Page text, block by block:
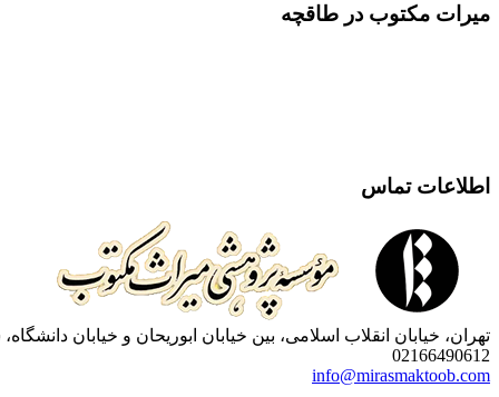
میرات مکتوب در طاقچه
اطلاعات تماس
تهران، خیابان انقلاب اسلامی، بین خیابان ابوریحان و خیابان دانشگاه، شمارۀ 1182 (ساختمان فروردین)، طبقۀ دوم، واحد 8 ، روابط عمومی مؤسسه پژوهی میراث مکتوب؛
02166490612
info@mirasmaktoob.com